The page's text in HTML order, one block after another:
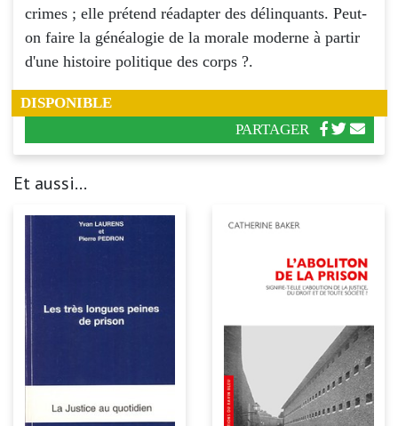
crimes ; elle prétend réadapter des délinquants. Peut-
on faire la généalogie de la morale moderne à partir
d'une histoire politique des corps ?.
DISPONIBLE
PARTAGER
Et aussi...